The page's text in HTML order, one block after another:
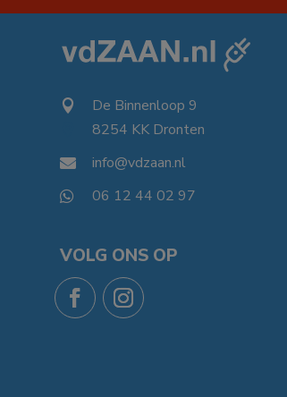
 De Binnenloop 9
8254 KK Dronten
 info@vdzaan.nl
 06 12 44 02 97
VOLG ONS OP